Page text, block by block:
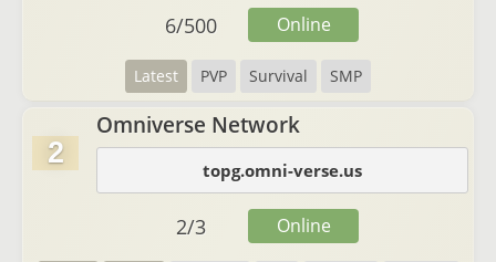
Latest PVP Survival SMP
6/500 Online
2
Omniverse Network
topg.omni-verse.us
2/3 Online